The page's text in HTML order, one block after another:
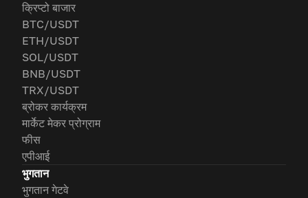
क्रिप्टो बाजार
BTC/USDT
ETH/USDT
SOL/USDT
BNB/USDT
TRX/USDT
ब्रोकर कार्यक्रम
मार्केट मेकर प्रोग्राम
फीस
एपीआई
भुगतान
भुगतान गेटवे